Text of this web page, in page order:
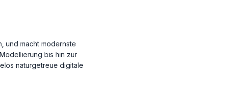
und macht modernste
bis hin zur
naturgetreue digitale